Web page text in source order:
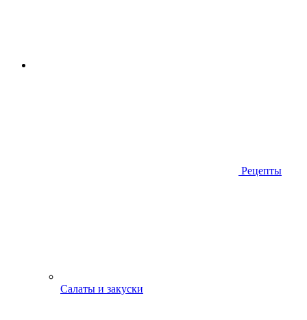
Рецепты
Салаты и закуски